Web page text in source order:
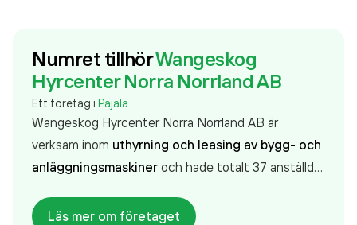
Numret tillhörWangeskog
Hyrcenter Norra Norrland AB
Ett företag i Pajala
Wangeskog Hyrcenter Norra Norrland AB är
verksam inom uthyrning och leasing av bygg- och
anläggningsmaskiner och hade totalt 37 anställda
sedan 2023 då det jobbade 38 personer på
Läs mer om företaget